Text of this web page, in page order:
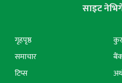
साइट
गृहपृष्ठ
समाचार
टिप्स